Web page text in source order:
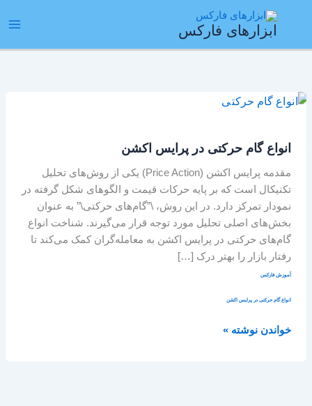
ابزارهای فارکس
انواع گام حرکتی در پرایس اکشن
مقدمه پرایس اکشن (Price Action) یکی از روش‌های تحلیل
تکنیکال است که بر پایه حرکات قیمت و الگوهای شکل گرفته در
نمودار تمرکز دارد. در این روش، \”گام‌های حرکتی\” به عنوان
بخش‌های اصلی تحلیل مورد توجه قرار می‌گیرند. شناخت انواع
گام‌های حرکتی در پرایس اکشن به معامله‌گران کمک می‌کند تا
رفتار بازار را بهتر درک […]
آموزش فارکس
انواع گام حرکتی در پرایس اکشن
انواع
در
اکشن
خواندن نوشته »